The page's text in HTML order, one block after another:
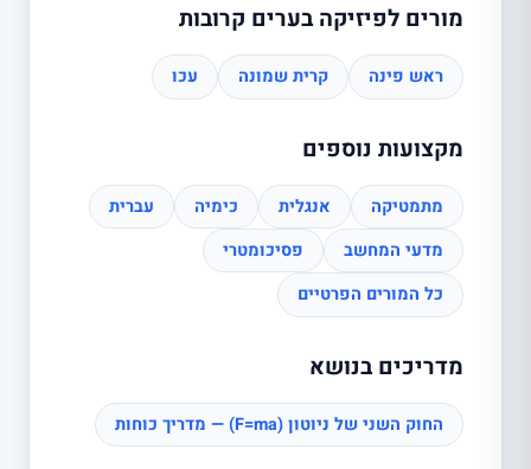
מורים לפיזיקה בערים קרובות
ראש פינה קרית שמונה עכו
מקצועות נוספים
מתמטיקה אנגלית כימיה
עברית
מדעי המחשב
פסיכומטרי
כל המורים הפרטיים
מדריכים בנושא
החוק השני של ניוטון (F=ma) — מדריך כוחות